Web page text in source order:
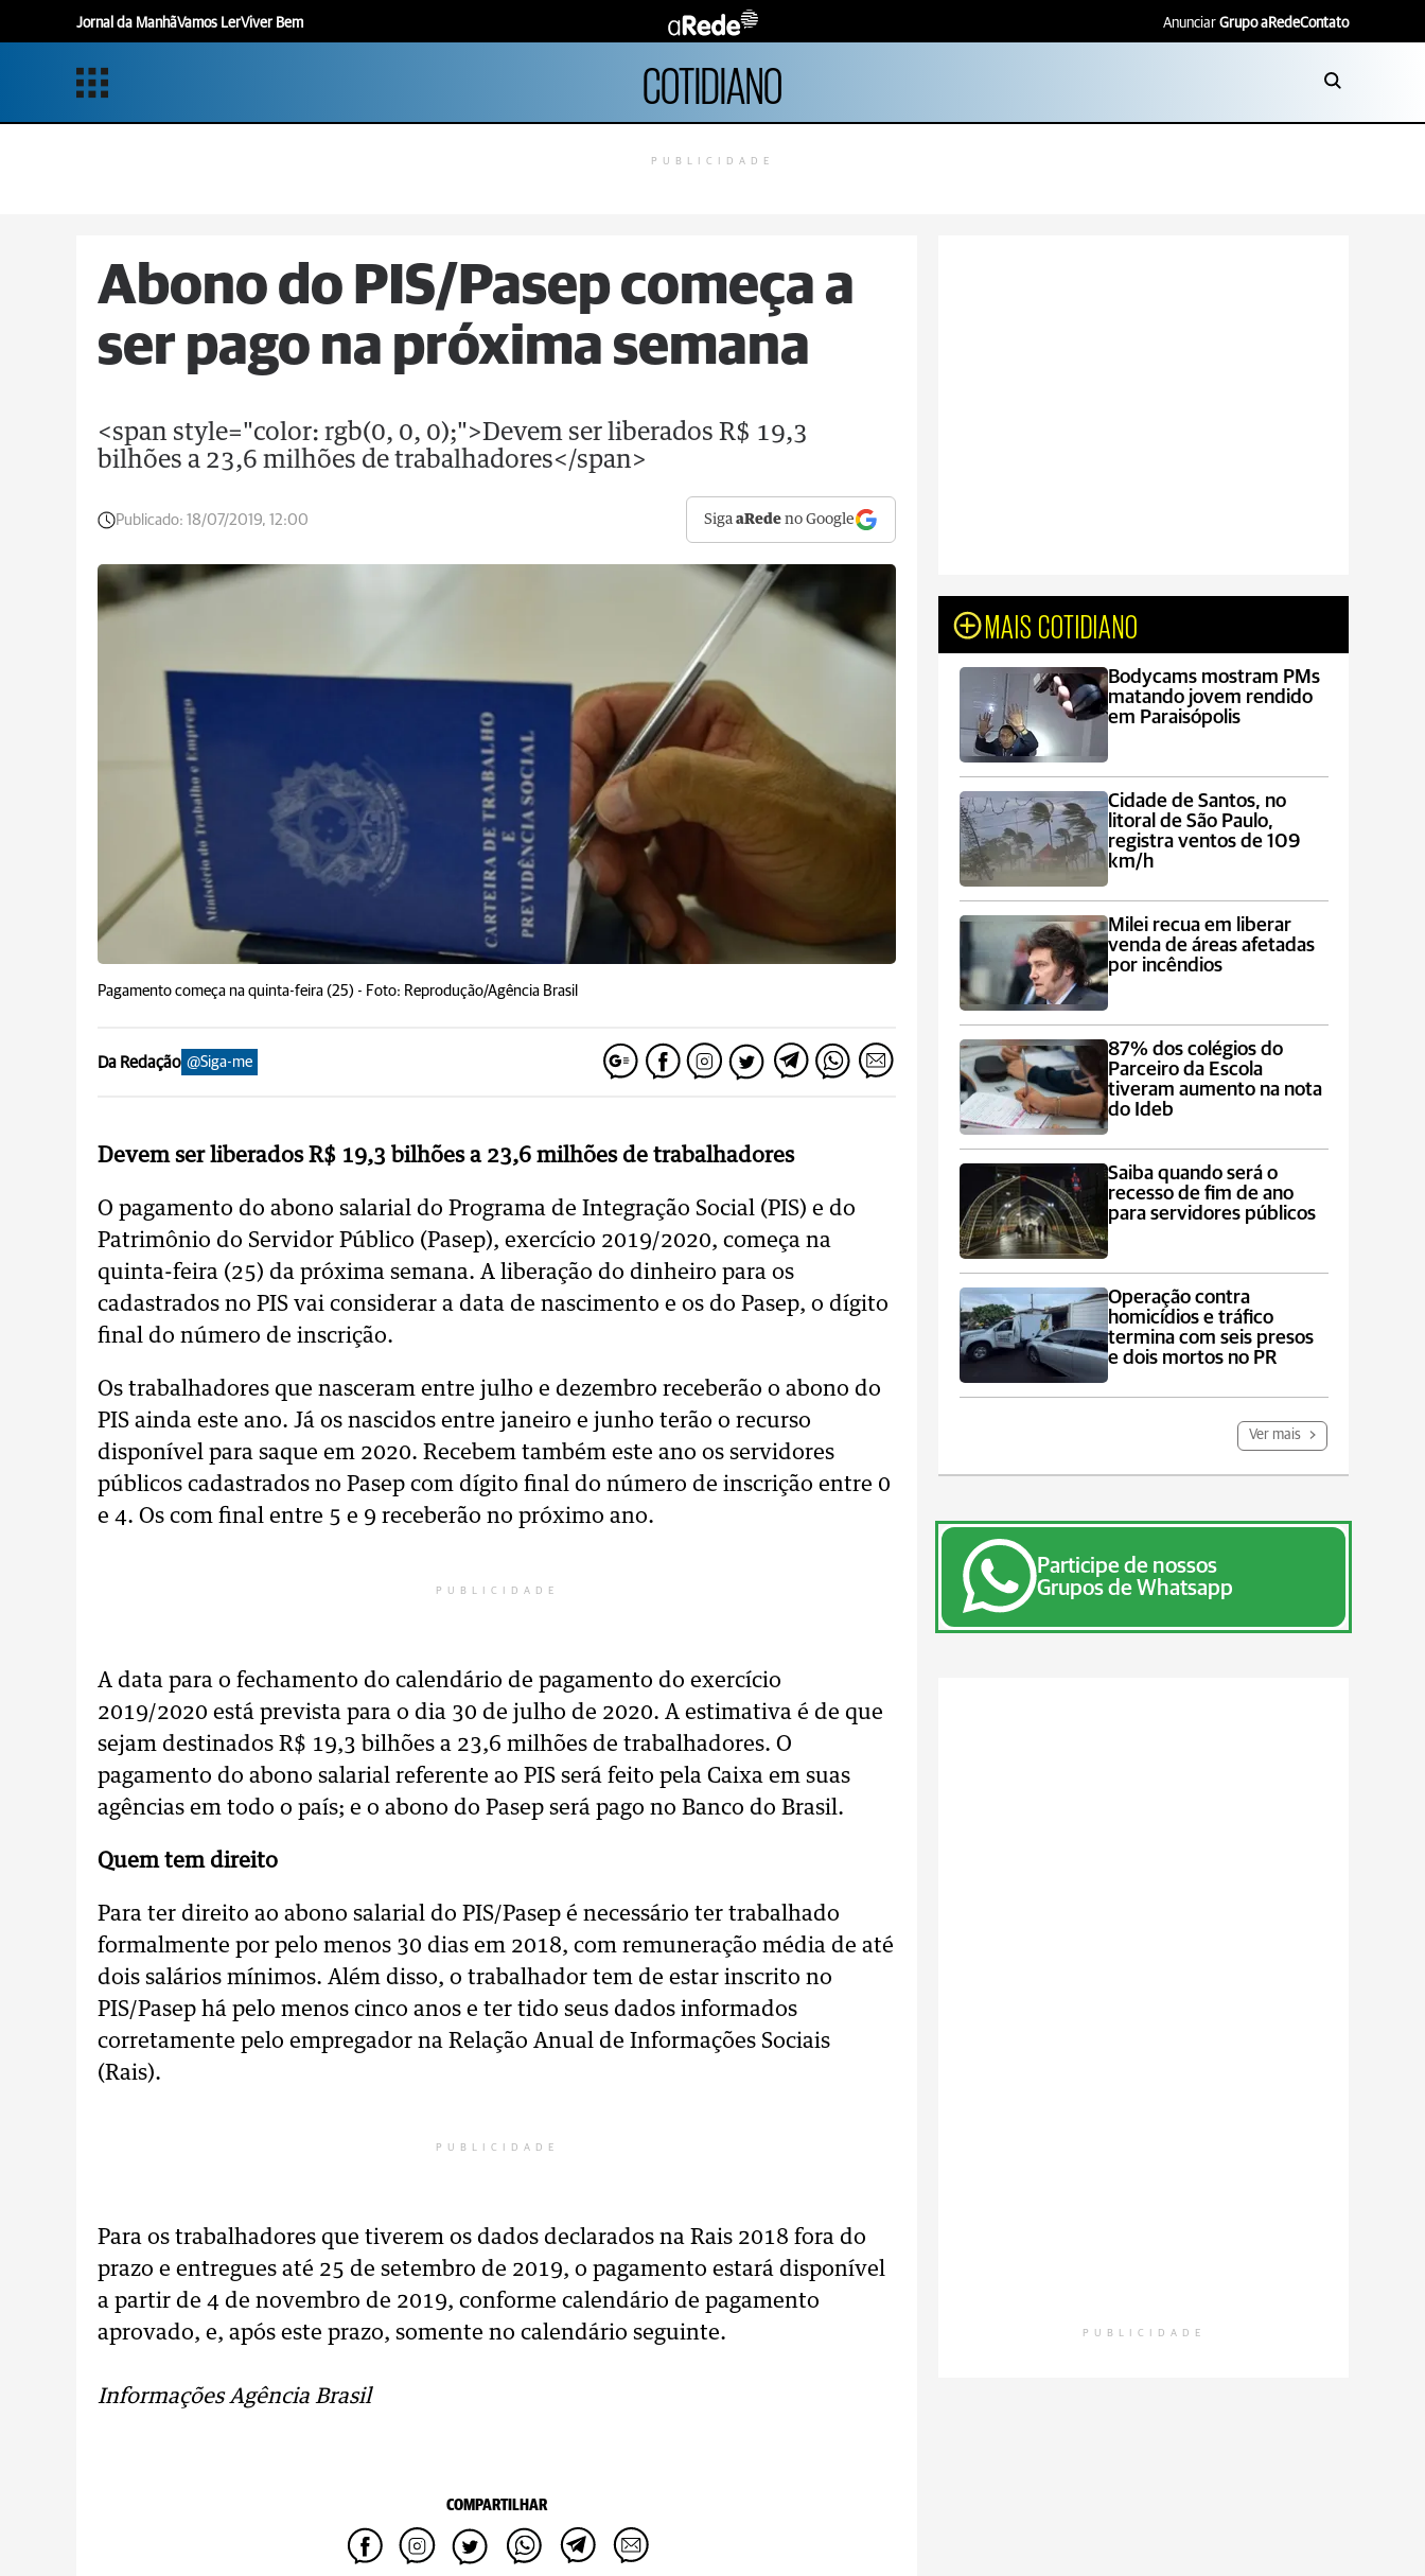
Jornal da ManhãVamos LerViver Bem Anunciar Grupo aRedeContato
COTIDIANO
PUBLICIDADE
Abono do PIS/Pasep começa a
ser pago na próxima semana
<span style="color: rgb(0, 0, 0);">Devem ser liberados R$ 19,3
bilhões a 23,6 milhões de trabalhadores</span>
Publicado: 18/07/2019, 12:00 SigaaRede no Google
Pagamento começa na quinta-feira (25) - Foto: Reprodução/Agência Brasil
Da Redação @Siga-me
Devem ser liberados R$ 19,3 bilhões a 23,6 milhões de trabalhadores
O pagamento do abono salarial do Programa de Integração Social (PIS) e do
Patrimônio do Servidor Público (Pasep), exercício 2019/2020, começa na
quinta-feira (25) da próxima semana. A liberação do dinheiro para os
cadastrados no PIS vai considerar a data de nascimento e os do Pasep, o dígito
final do número de inscrição.
Os trabalhadores que nasceram entre julho e dezembro receberão o abono do
PIS ainda este ano. Já os nascidos entre janeiro e junho terão o recurso
disponível para saque em 2020. Recebem também este ano os servidores
públicos cadastrados no Pasep com dígito final do número de inscrição entre 0
e 4. Os com final entre 5 e 9 receberão no próximo ano.
PUBLICIDADE
A data para o fechamento do calendário de pagamento do exercício
2019/2020 está prevista para o dia 30 de julho de 2020. A estimativa é de que
sejam destinados R$ 19,3 bilhões a 23,6 milhões de trabalhadores. O
pagamento do abono salarial referente ao PIS será feito pela Caixa em suas
agências em todo o país; e o abono do Pasep será pago no Banco do Brasil.
Quem tem direito
Para ter direito ao abono salarial do PIS/Pasep é necessário ter trabalhado
formalmente por pelo menos 30 dias em 2018, com remuneração média de até
dois salários mínimos. Além disso, o trabalhador tem de estar inscrito no
PIS/Pasep há pelo menos cinco anos e ter tido seus dados informados
corretamente pelo empregador na Relação Anual de Informações Sociais
(Rais).
PUBLICIDADE
Para os trabalhadores que tiverem os dados declarados na Rais 2018 fora do
prazo e entregues até 25 de setembro de 2019, o pagamento estará disponível
a partir de 4 de novembro de 2019, conforme calendário de pagamento
aprovado, e, após este prazo, somente no calendário seguinte.
Informações Agência Brasil
COMPARTILHAR
MAIS COTIDIANO
Bodycams mostram PMs
matando jovem rendido
em Paraisópolis
Cidade de Santos, no
litoral de São Paulo,
registra ventos de 109
km/h
Milei recua em liberar
venda de áreas afetadas
por incêndios
87% dos colégios do
Parceiro da Escola
tiveram aumento na nota
do Ideb
Saiba quando será o
recesso de fim de ano
para servidores públicos
Operação contra
homicídios e tráfico
termina com seis presos
e dois mortos no PR
Ver mais
Participe de nossos
Grupos de Whatsapp
PUBLICIDADE